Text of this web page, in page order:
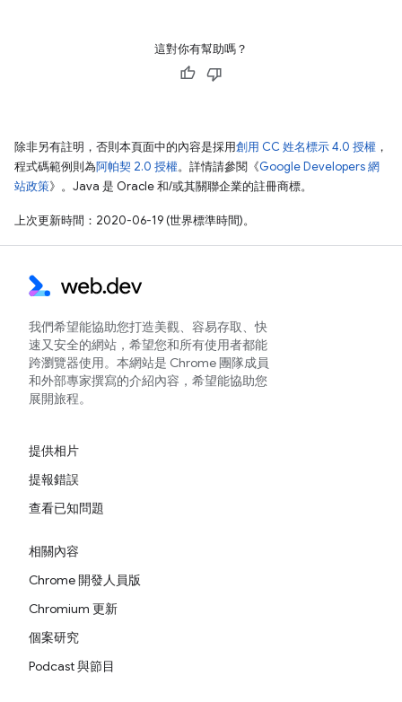
這對你有幫助嗎？
除非另有註明，否則本頁面中的內容是採用創用 CC 姓名標示 4.0 授權 ，
程式碼範例則為阿帕契 2.0 授權。詳情請參閱《Google Developers 網
站政策》。Java 是 Oracle 和/或其關聯企業的註冊商標。
上次更新時間：2020-06-19 (世界標準時間)。
我們希望能協助您打造美觀、容易存取、快
速又安全的網站，希望您和所有使用者都能
跨瀏覽器使用。本網站是 Chrome 團隊成員
和外部專家撰寫的介紹內容，希望能協助您
展開旅程。
提供相片
提報錯誤
查看已知問題
相關內容
Chrome 開發人員版
Chromium 更新
個案研究
Podcast 與節目